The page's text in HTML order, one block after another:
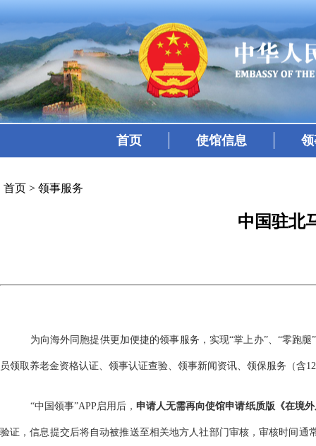
首页 使馆信息
首页 > 领事服务
中国驻北
为向海外同胞提供更加便捷的领事服务，实现“掌上办”、“零跑
员领取养老金资格认证、领事认证查验、领事新闻资讯、领保服务（含
“中国领事”APP启用后，申请人无需再向使馆申请纸质版《在境
验证，信息提交后将自动被推送至相关地方人社部门审核，审核时间通